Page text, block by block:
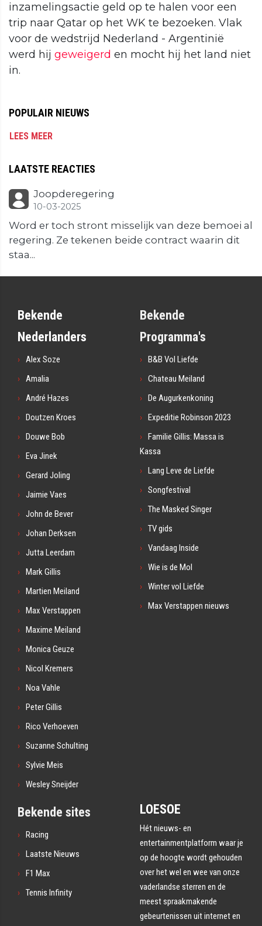
inzamelingsactie geld op te halen voor een
trip naar Qatar op het WK te bezoeken. Vlak
voor de wedstrijd Nederland - Argentinië
werd hij geweigerd en mocht hij het land niet
in.
POPULAIR NIEUWS
LEES MEER
LAATSTE REACTIES
Joopderegering
10-03-2025
Word er toch stront misselijk van deze bemoei al
regering. Ze tekenen beide contract waarin dit
staa...
Bekende
Nederlanders
Alex Soze
Amalia
André Hazes
Doutzen Kroes
Douwe Bob
Eva Jinek
Gerard Joling
Jaimie Vaes
John de Bever
Johan Derksen
Jutta Leerdam
Mark Gillis
Martien Meiland
Max Verstappen
Maxime Meiland
Monica Geuze
Nicol Kremers
Noa Vahle
Peter Gillis
Rico Verhoeven
Suzanne Schulting
Sylvie Meis
Wesley Sneijder
Bekende
Programma's
B&B Vol Liefde
Chateau Meiland
De Augurkenkoning
Expeditie Robinson 2023
Familie Gillis: Massa is
Kassa
Lang Leve de Liefde
Songfestival
The Masked Singer
TV gids
Vandaag Inside
Wie is de Mol
Winter vol Liefde
Max Verstappen nieuws
Bekende sites
Racing
Laatste Nieuws
F1 Max
Tennis Infinity
LOESOE
Hét nieuws- en
entertainmentplatform waar je
op de hoogte wordt gehouden
over het wel en wee van onze
vaderlandse sterren en de
meest spraakmakende
gebeurtenissen uit internet en